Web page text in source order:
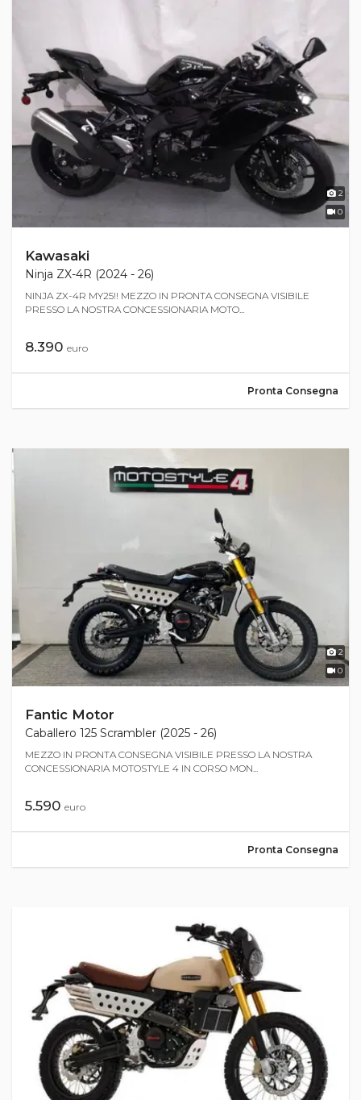
2
0
Kawasaki
Ninja ZX-4R (2024 - 26)
NINJA ZX-4R MY25!! MEZZO IN PRONTA CONSEGNA VISIBILE
PRESSO LA NOSTRA CONCESSIONARIA MOTO...
8.390 euro
Pronta Consegna
2
0
Fantic Motor
Caballero 125 Scrambler (2025 - 26)
MEZZO IN PRONTA CONSEGNA VISIBILE PRESSO LA NOSTRA
CONCESSIONARIA MOTOSTYLE 4 IN CORSO MON...
5.590 euro
Pronta Consegna